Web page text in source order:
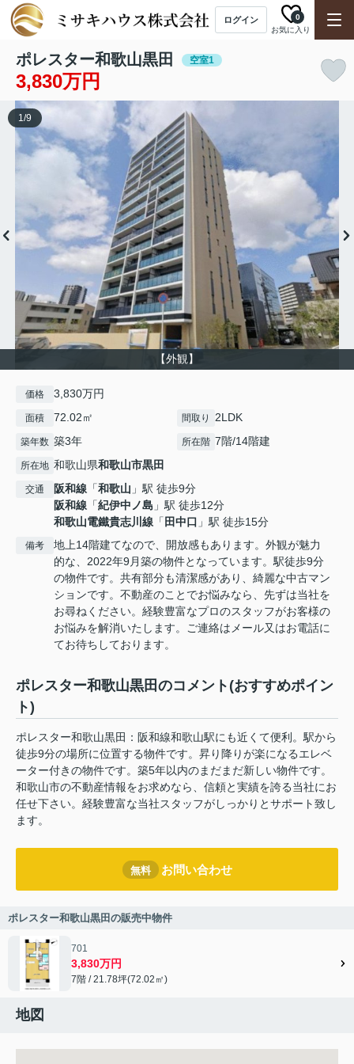
ログイン
お気に入り
0
ポレスター和歌山黒田 空室1
3,830万円
【外観】
1/9
価格 3,830万円
面積 72.02㎡ 間取り 2LDK
築年数 築3年 所在階 7階/14階建
所在地 和歌山県和歌山市黒田
交通 阪和線 「和歌山 」駅 徒歩9分
阪和線 「紀伊中ノ島 」駅 徒歩12分
和歌山電鐵貴志川線 「 田中口 」駅 徒歩15分
備考
地上14階建てなので、開放感もあります。外観が魅力
的な、2022年9月築の物件となっています。駅徒歩9分
の物件です。共有部分も清潔感があり、綺麗な中古マン
ションです。不動産のことでお悩みなら、先ずは当社を
お尋ねください。経験豊富なプロのスタッフがお客様の
お悩みを解消いたします。ご連絡はメール又はお電話に
てお待ちしております。
ポレスター和歌山黒田のコメント(おすすめポイン
ト)
ポレスター和歌山黒田：阪和線和歌山駅にも近くて便利。駅から
徒歩9分の場所に位置する物件です。昇り降りが楽になるエレベ
ーター付きの物件です。築5年以内のまだまだ新しい物件です。
和歌山市の不動産情報をお求めなら、信頼と実績を誇る当社にお
任せ下さい。経験豊富な当社スタッフがしっかりとサポート致し
ます。
無料 お問い合わせ
ポレスター和歌山黒田の販売中物件
701
3,830万円
7階 / 21.78坪(72.02㎡)
地図